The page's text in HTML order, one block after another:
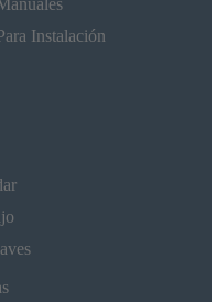
Instalación